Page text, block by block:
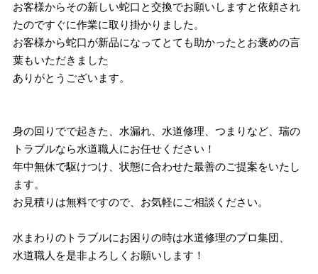
お客様からその新しい蛇口と交換でお願いしますと依頼され
たのですぐに作業に取り掛かりました。
お客様から蛇口が新品になってとても助かったとお褒めの言
葉もいただきました
ありがとうございます。
身の回りでで起きた、水漏れ、水道修理、つまりなど、瑞の
トラブルなら水道職人にお任せください！
年中無休で駆けつけ、状態に合わせた最善のご提案をいたし
ます。
お見積りは無料ですので、お気軽にご相談ください。
水まわりのトラブルにお困りの時は水道修理のプロ集団、
水道職人を是非よろしくお願いします！